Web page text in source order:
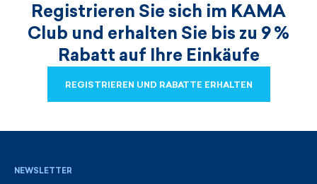
Registrieren Sie sich im KAMA
Club und erhalten Sie bis zu 9 %
Rabatt auf Ihre Einkäufe
REGISTRIEREN UND RABATTE ERHALTEN
NEWSLETTER